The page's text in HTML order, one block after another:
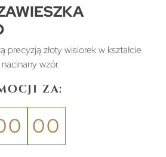
precyzją złoty wisiorek w kształcie
wzór.
za:
00